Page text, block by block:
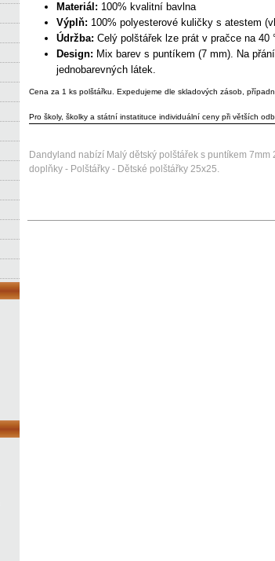
Materiál: 100% kvalitní bavlna
Výplň: 100% polyesterové kuličky s atestem
Údržba: Celý polštářek lze prát v pračce na 40
Design: Mix barev s puntíkem (7 mm). Na
jednobarevných látek.
Cena za 1 ks polštářku. Expedujeme dle skladových zásob,
Pro školy, školky a státní instatituce individuální ceny při větších
Dandyland nabízí Malý dětský polštářek s puntíkem
doplňky - Polštářky - Dětské polštářky 25x25.